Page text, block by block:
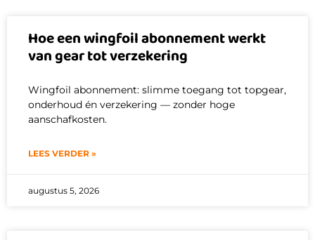
Hoe een wingfoil abonnement werkt
van gear tot verzekering
Wingfoil abonnement: slimme toegang tot topgear,
onderhoud én verzekering — zonder hoge
aanschafkosten.
LEES VERDER »
augustus 5, 2026